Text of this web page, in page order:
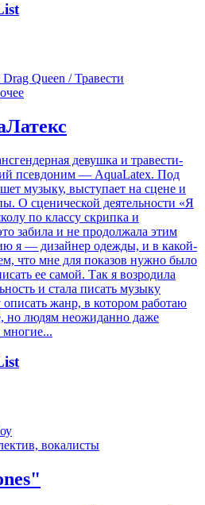
девушка и травести-
псевдоним — AquaLatex. Под
музыку, выступает на сцене и
О сценической деятельности «Я
по классу скрипка и
забила и не продолжала этим
я — дизайнер одежды, и в какой-
что мне для показов нужно было
ее самой. Так я возродила
и стала писать музыку
жанр, в котором работаю
но людям неожиданно даже
многие...
вокалисты